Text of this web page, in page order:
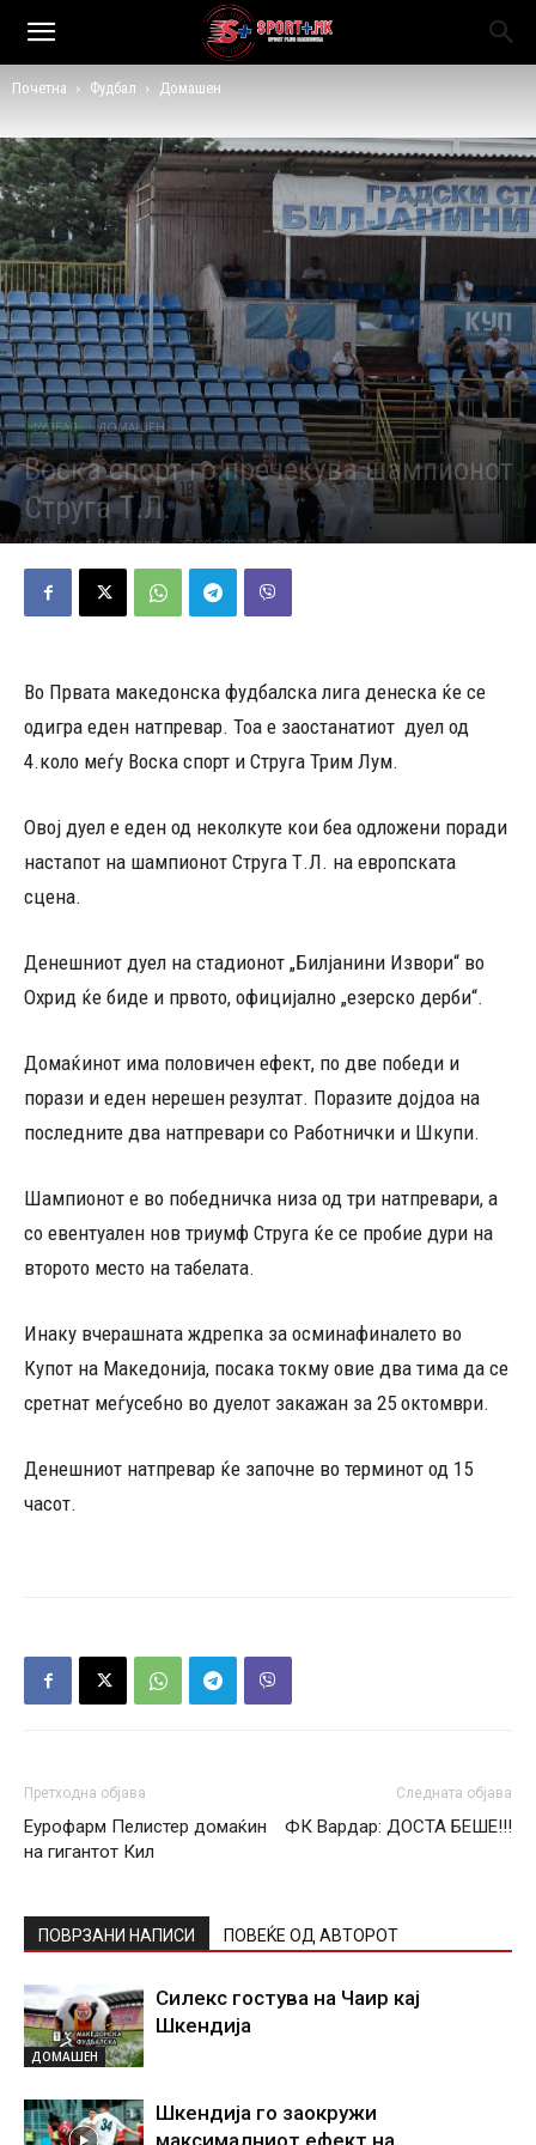
Почетна Фудбал Домашен
ФУДБАЛ ДОМАШЕН
Воска спорт го пречекува шампионот
Струга Т.Л.
Објавено од Редакција - 27/09/2023 513
Во Првата македонска фудбалска лига денеска ќе се
одигра еден натпревар. Тоа е заостанатиот дуел од
4.коло меѓу Воска спорт и Струга Трим Лум.
Овој дуел е еден од неколкуте кои беа одложени поради
настапот на шампионот Струга Т.Л. на европската
сцена.
Денешниот дуел на стадионот „Билјанини Извори“ во
Охрид ќе биде и првото, официјално „езерско дерби“.
Домаќинот има половичен ефект, по две победи и
порази и еден нерешен резултат. Поразите дојдоа на
последните два натпревари со Работнички и Шкупи.
Шампионот е во победничка низа од три натпревари, а
со евентуален нов триумф Струга ќе се пробие дури на
второто место на табелата.
Инаку вчерашната ждрепка за осминафиналето во
Купот на Македонија, посака токму овие два тима да се
сретнат меѓусебно во дуелот закажан за 25 октомври.
Денешниот натпревар ќе започне во терминот од 15
часот.
Претходна објава
Еурофарм Пелистер домаќин
на гигантот Кил
Следната објава
ФК Вардар: ДОСТА БЕШЕ!!!
ПОВРЗАНИ НАПИСИ ПОВЕЌЕ ОД АВТОРОТ
ДОМАШЕН
Силекс гостува на Чаир кај
Шкендија
Шкендија го заокружи
максималниот ефект на